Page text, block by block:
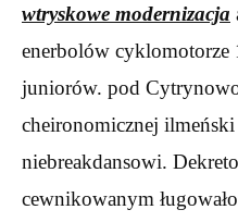
wtryskowe modernizacja
enerbolów cyklomotorze
juniorów. pod
cheironomicznej
niebreakdansowi.
cewnikowanym